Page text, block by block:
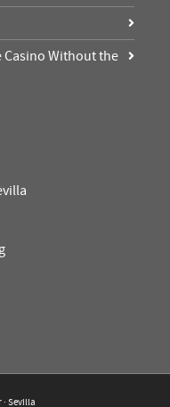
Casino Without the
Sevilla